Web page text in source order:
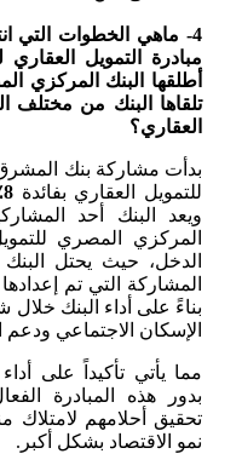
4- ماهي الخطوات التي
مبادرة التمويل
أطلقها البنك المركزي
تلقاها البنك من مختلف
العقاري؟
بدأت مشاركة بنك
للتمويل العقاري بفائدة
ويعد البنك أحد
المركزي المصري
الدخل، حيث يحتل
المشاركة التي تم
بناءً على أداء البنك
الإسكان الاجتماعي ودعم
مما يأتي تأكيداً على
بدور هذه المبادرة
تحقيق أحلامهم
نمو الاقتصاد بشكل أكبر.